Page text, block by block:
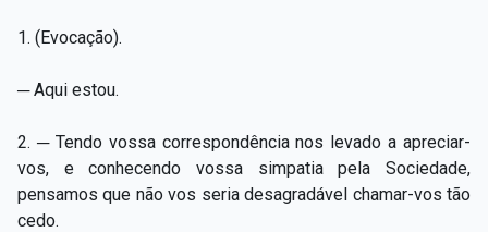
1. (Evocação).
─ Aqui estou.
2. ─ Tendo vossa correspondência nos levado a apreciar-
vos, e conhecendo vossa simpatia pela Sociedade,
pensamos que não vos seria desagradável chamar-vos tão
cedo.